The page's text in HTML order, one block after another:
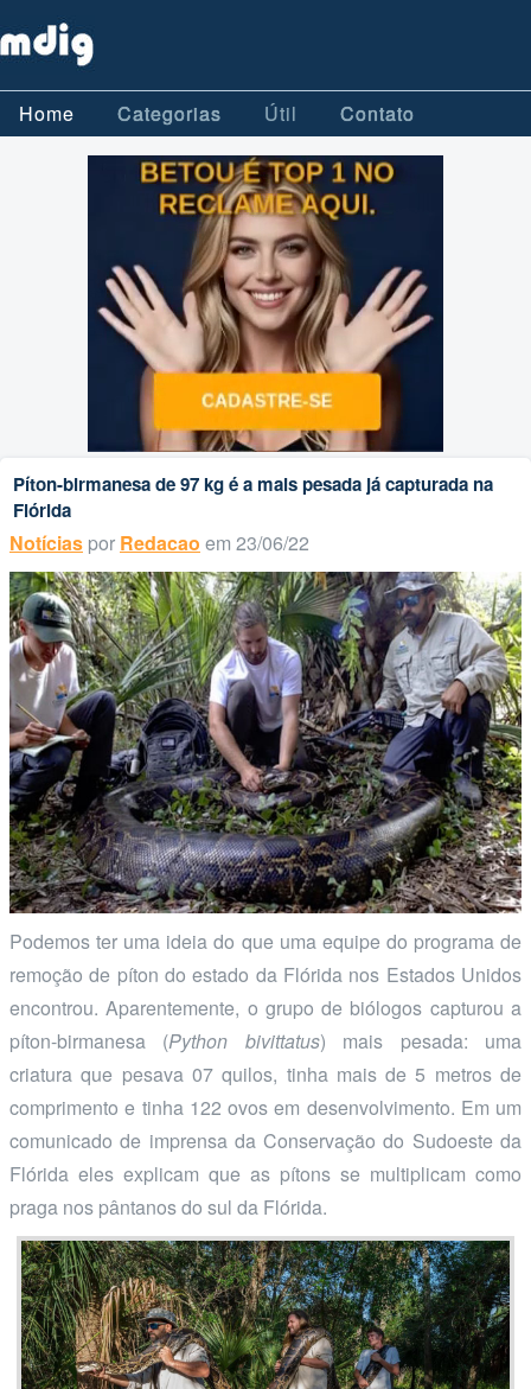
Home Categorias Útil Contato
Píton-birmanesa de 97 kg é a mais pesada já capturada na
Flórida
Notícias por Redacao em 23/06/22
Podemos ter uma ideia do que uma equipe do programa de
remoção de píton do estado da Flórida nos Estados Unidos
encontrou. Aparentemente, o grupo de biólogos capturou a
píton-birmanesa (Python bivittatus) mais pesada: uma
criatura que pesava 07 quilos, tinha mais de 5 metros de
comprimento e tinha 122 ovos em desenvolvimento. Em um
comunicado de imprensa da Conservação do Sudoeste da
Flórida eles explicam que as pítons se multiplicam como
praga nos pântanos do sul da Flórida.